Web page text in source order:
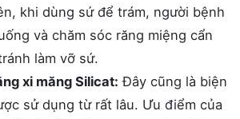
khi dùng sứ để trám, người bệnh
và chăm sóc răng miệng cẩn
làm vỡ sứ.
xi măng Silicat: Đây cũng là biện
sử dụng từ rất lâu. Ưu điểm của